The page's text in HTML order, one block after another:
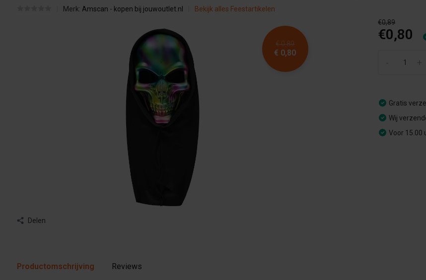
Merk: Amscan - kopen bij jouwoutlet.nl Bekijk alles Feestartikelen
€ 0,89
€ 0,80
Delen
€0,89
€0,80
Gratis
Wij
Voor 15.00
Productomschrijving Reviews